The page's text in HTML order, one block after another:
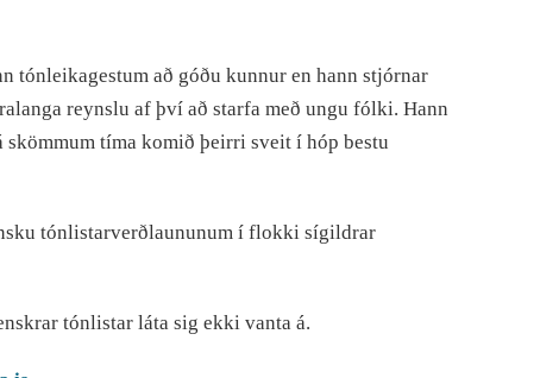
tónleikagestum að góðu kunnur en hann stjórnar
reynslu af því að starfa með ungu fólki. Hann
tíma komið þeirri sveit í hóp bestu
tónlistarverðlaununum í flokki sígildrar
tónlistar láta sig ekki vanta á.